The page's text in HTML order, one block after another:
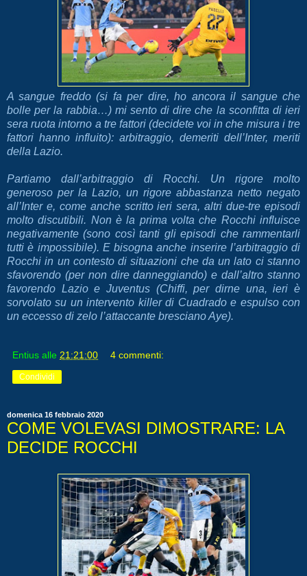
A sangue freddo (si fa per dire, ho ancora il sangue che
bolle per la rabbia…) mi sento di dire che la sconfitta di ieri
sera ruota intorno a tre fattori (decidete voi in che misura i tre
fattori hanno influito): arbitraggio, demeriti dell’Inter, meriti
della Lazio.
Partiamo dall’arbitraggio di Rocchi. Un rigore molto
generoso per la Lazio, un rigore abbastanza netto negato
all’Inter e, come anche scritto ieri sera, altri due-tre episodi
molto discutibili. Non è la prima volta che Rocchi influisce
negativamente (sono così tanti gli episodi che rammentarli
tutti è impossibile). E bisogna anche inserire l’arbitraggio di
Rocchi in un contesto di situazioni che da un lato ci stanno
sfavorendo (per non dire danneggiando) e dall’altro stanno
favorendo Lazio e Juventus (Chiffi, per dirne una, ieri è
sorvolato su un intervento killer di Cuadrado e espulso con
un eccesso di zelo l’attaccante bresciano Aye).
Entius alle 21:21:00 4 commenti:
Condividi
domenica 16 febbraio 2020
COME VOLEVASI DIMOSTRARE: LA
DECIDE ROCCHI